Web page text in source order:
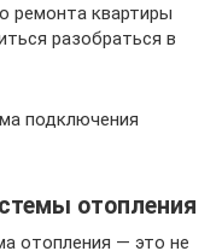
ремонта квартиры
разобраться в
подключения
отопления
отопления — это не